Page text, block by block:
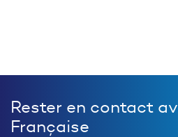
Rester en contact
Française